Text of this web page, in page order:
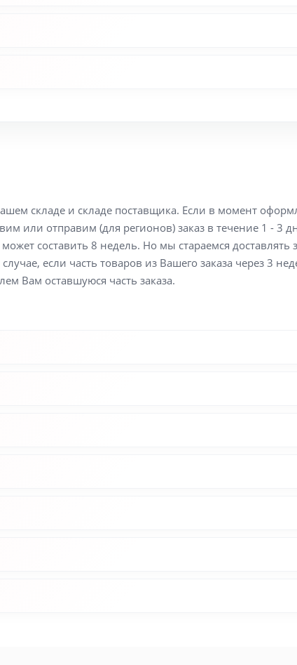
складе и складе поставщика. Если в момент
или отправим (для регионов) заказ в течение 1 - 3
составить 8 недель. Но мы стараемся
если часть товаров из Вашего заказа через 3
Вам оставшуюся часть заказа.